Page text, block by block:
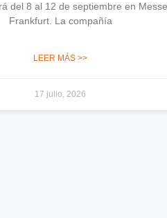
del 8 al 12 de septiembre en Messe
Frankfurt. La compañía
LEER MÁS >>
17 julio, 2026